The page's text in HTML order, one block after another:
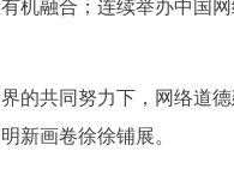
机融合；连续举办中国
的共同努力下，网络道
新画卷徐徐铺展。